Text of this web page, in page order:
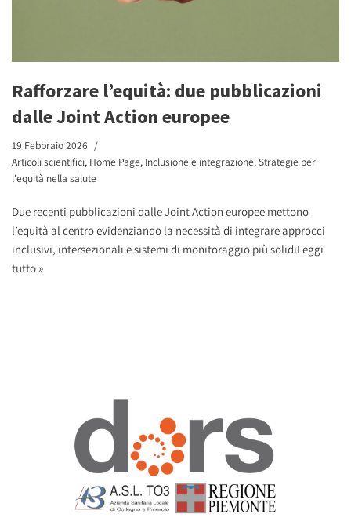
Rafforzare l’equità: due pubblicazioni
dalle Joint Action europee
19 Febbraio 2026
Articoli scientifici, Home Page, Inclusione e integrazione,Strategie per
l'equità nella salute
Due recenti pubblicazioni dalle Joint Action europee mettono
l’equità al centro evidenziando la necessità di integrare approcci
inclusivi, intersezionali e sistemi di monitoraggio più solidiLeggi
tutto »